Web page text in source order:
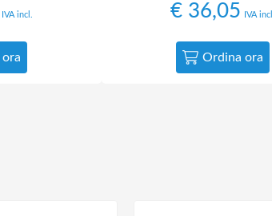
IVA incl. €36,05 IVA incl.
Ordina ora